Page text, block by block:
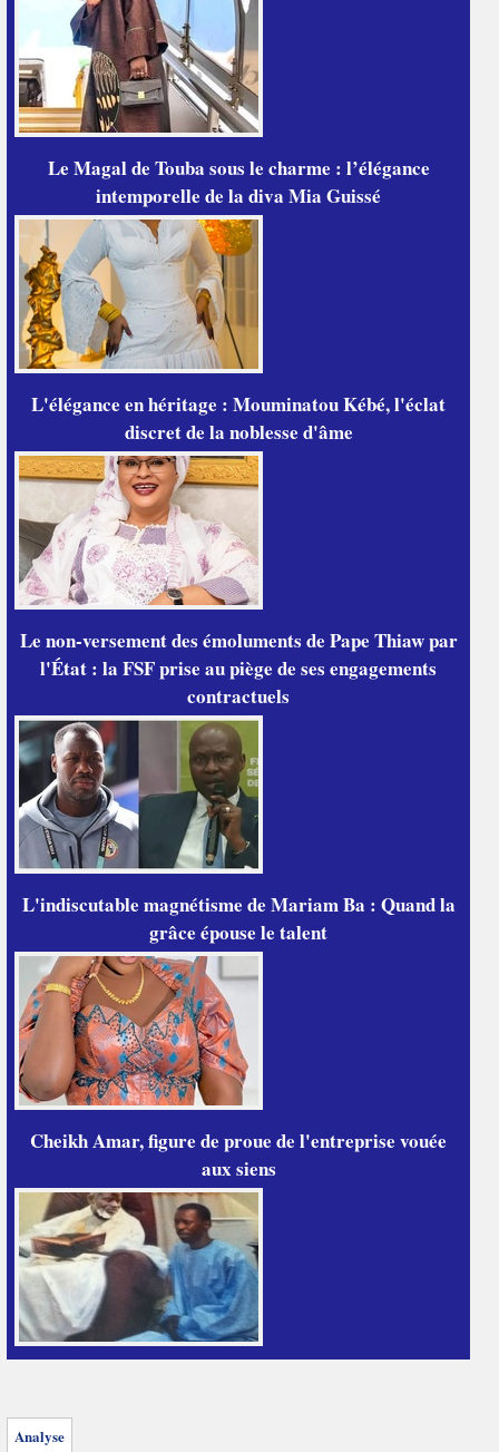
Le Magal de Touba sous le charme : l’élégance
intemporelle de la diva Mia Guissé
L'élégance en héritage : Mouminatou Kébé, l'éclat
discret de la noblesse d'âme
Le non-versement des émoluments de Pape Thiaw par
l'État : la FSF prise au piège de ses engagements
contractuels
L'indiscutable magnétisme de Mariam Ba : Quand la
grâce épouse le talent
Cheikh Amar, figure de proue de l'entreprise vouée
aux siens
Analyse